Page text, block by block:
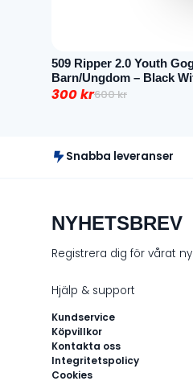
509 Ripper 2.0 Youth
Barn/Ungdom – Black
600kr
Det
var:
300kr
Det
är:Snabba leveranser
NYHETSBREV
Registrera dig för vårat
Hjälp & support
Kundservice
Köpvillkor
Kontakta oss
Integritetspolicy
Cookies